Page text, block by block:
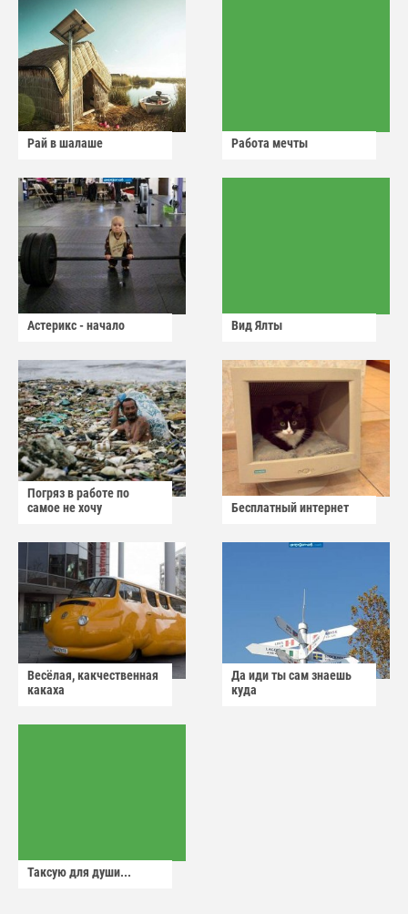
Рай в шалаше Работа мечты
Астерикс - начало Вид Ялты
Погряз в работе по
самое не хочу
Бесплатный интернет
Весёлая, какчественная
какаха
Да иди ты сам знаешь
куда
Таксую для души...